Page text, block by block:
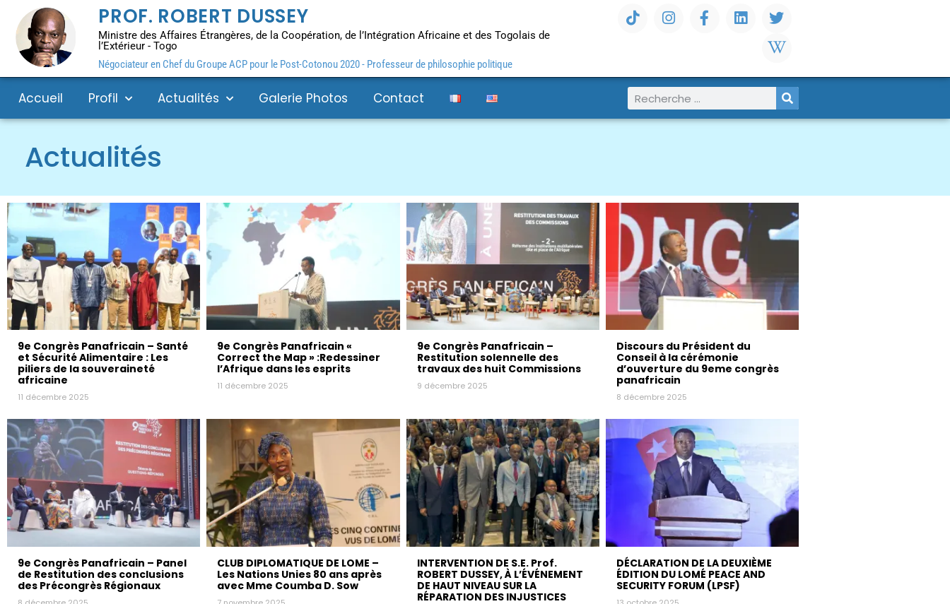
PROF. ROBERT DUSSEY
Ministre des Affaires Étrangères, de la Coopération, de l’Intégration Africaine et des Togolais de
l’Extérieur - Togo
Négociateur en Chef du Groupe ACP pour le Post-Cotonou 2020 - Professeur de philosophie politique
Accueil Profil Actualités Galerie Photos Contact
Actualités
9e Congrès Panafricain – Santé
et Sécurité Alimentaire : Les
piliers de la souveraineté
africaine
11 décembre 2025
9e Congrès Panafricain «
Correct the Map » :Redessiner
l’Afrique dans les esprits
11 décembre 2025
9e Congrès Panafricain –
Restitution solennelle des
travaux des huit Commissions
9 décembre 2025
Discours du Président du
Conseil à la cérémonie
d’ouverture du 9eme congrès
panafricain
8 décembre 2025
9e Congrès Panafricain – Panel
de Restitution des conclusions
des Précongrès Régionaux
CLUB DIPLOMATIQUE DE LOME –
Les Nations Unies 80 ans après
avec Mme Coumba D. Sow
INTERVENTION DE S.E. Prof.
ROBERT DUSSEY, À L’ÉVÉNEMENT
DE HAUT NIVEAU SUR LA
RÉPARATION DES INJUSTICES
DÉCLARATION DE LA DEUXIÈME
ÉDITION DU LOMÉ PEACE AND
SECURITY FORUM (LPSF)